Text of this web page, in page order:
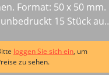
50 mm.
15 Stück auf
loggen Sie sich ein, um
zu sehen.